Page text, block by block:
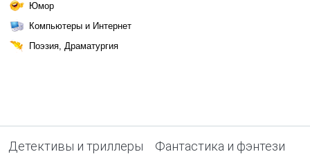
Юмор
Компьютеры и Интернет
Поэзия, Драматургия
Детективы и триллеры Фантастика и фэнтези